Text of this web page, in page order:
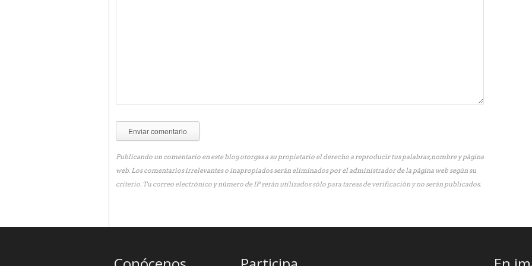
Publicando un comentario en este blog otorgas a su propietario el derecho a reproducir tus palabras, nombre y página
web. Los comentarios irrelevantes o inapropiados serán eliminados por el administrador de la página web según su
criterio. Tu correo electrónico y número de IP serán utilizados sólo para tareas de verificación y no serán publicados.